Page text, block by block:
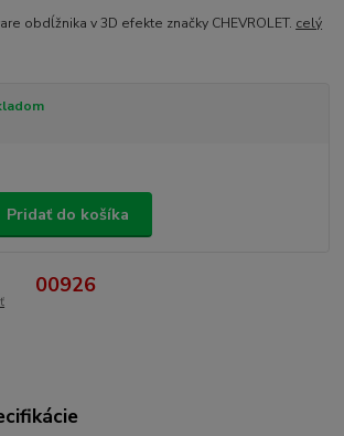
obdĺžnika v 3D efekte značky CHEVROLET. celý
Pridať do košíka
00926